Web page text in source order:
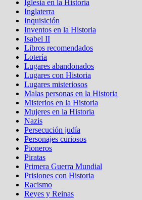
Iglesia en la Historia
Inglaterra
Inquisición
Inventos en la Historia
Isabel II
Libros recomendados
Lotería
Lugares abandonados
Lugares con Historia
Lugares misteriosos
Malas personas en la Historia
Misterios en la Historia
Mujeres en la Historia
Nazis
Persecución judía
Personajes curiosos
Pioneros
Piratas
Primera Guerra Mundial
Prisiones con Historia
Racismo
Reyes y Reinas